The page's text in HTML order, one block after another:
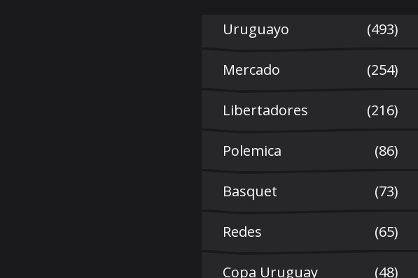
Uruguayo (493)
Mercado (254)
Libertadores (216)
Polemica (86)
Basquet (73)
Redes (65)
Copa Uruguay (48)